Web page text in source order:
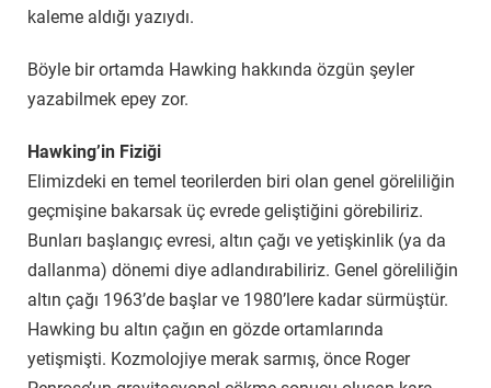
kaleme aldığı yazıydı.
Böyle bir ortamda Hawking hakkında özgün şeyler
yazabilmek epey zor.
Hawking’in Fiziği
Elimizdeki en temel teorilerden biri olan genel göreliliğin
geçmişine bakarsak üç evrede geliştiğini görebiliriz.
Bunları başlangıç evresi, altın çağı ve yetişkinlik (ya da
dallanma) dönemi diye adlandırabiliriz. Genel göreliliğin
altın çağı 1963’de başlar ve 1980’lere kadar sürmüştür.
Hawking bu altın çağın en gözde ortamlarında
yetişmişti. Kozmolojiye merak sarmış, önce Roger